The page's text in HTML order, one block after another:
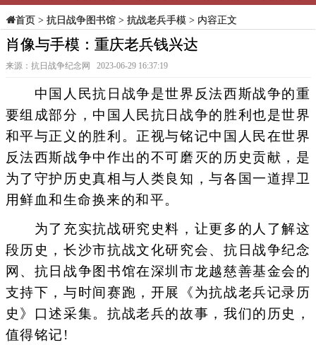
首页> 抗日战争图书馆> 抗战老兵手模> 内容正文
肖像与手模：重庆老兵钱兴达
来源：抗日战争纪念网 2023-06-29 16:37:19
中国人民抗日战争是世界反法西斯战争的重
要组成部分，中国人民抗日战争的胜利也是世界
和平与正义的胜利。正视与铭记中国人民在世界
反法西斯战争中作出的不可磨灭的历史贡献，是
为了守护历史真相与人类良知，与各国一道捍卫
用鲜血和生命换来的和平。
为了充实抗战研究史料，让更多的人了解这
段历史，长沙市抗战文化研究会、抗日战争纪念
网、抗日战争图书馆在深圳市龙越慈善基金会的
支持下，与时间赛跑，开展《为抗战老兵记录历
史》口述采集。抗战老兵的故事，我们的历史，
值得铭记!